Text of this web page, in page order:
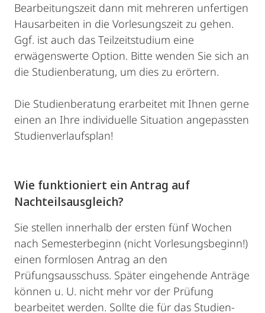
Bearbeitungszeit dann mit mehreren unfertigen
Hausarbeiten in die Vorlesungszeit zu gehen.
Ggf. ist auch das Teilzeitstudium eine
erwägenswerte Option. Bitte wenden Sie sich an
die Studienberatung, um dies zu erörtern.
Die Studienberatung erarbeitet mit Ihnen gerne
einen an Ihre individuelle Situation angepassten
Studienverlaufsplan!
Wie funktioniert ein Antrag auf
Nachteilsausgleich?
Sie stellen innerhalb der ersten fünf Wochen
nach Semesterbeginn (nicht Vorlesungsbeginn!)
einen formlosen Antrag an den
Prüfungsausschuss. Später eingehende Anträge
können u. U. nicht mehr vor der Prüfung
bearbeitet werden. Sollte die für das Studien-